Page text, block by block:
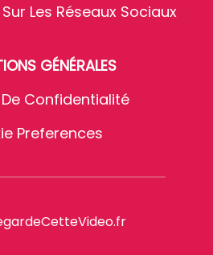
Les Réseaux Sociaux
GÉNÉRALES
Confidentialité
Preferences